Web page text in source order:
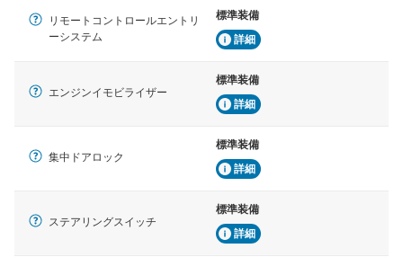
リモートコントロールエントリ
ーシステム
標準装備
詳細
エンジンイモビライザー
標準装備
詳細
集中ドアロック
標準装備
詳細
ステアリングスイッチ
標準装備
詳細